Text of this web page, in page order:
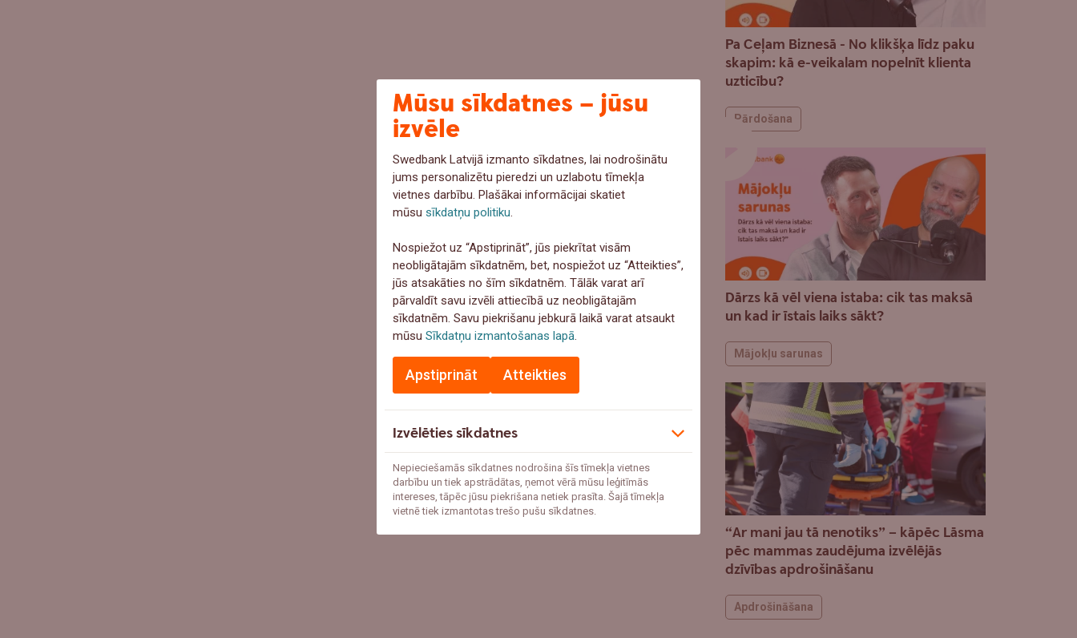
Pa Ceļam Biznesā - No klikšķa līdz paku
skapim: kā e-veikalam nopelnīt klienta
uzticību?
Pārdošana
Dārzs kā vēl viena istaba: cik tas maksā
un kad ir īstais laiks sākt?
Mājokļu sarunas
“Ar mani jau tā nenotiks” – kāpēc Lāsma
pēc mammas zaudējuma izvēlējās
dzīvības apdrošināšanu
Apdrošināšana
Mūsu sīkdatnes – jūsu
izvēle
Swedbank Latvijā izmanto sīkdatnes, lai nodrošinātu
jums personalizētu pieredzi un uzlabotu tīmekļa
vietnes darbību. Plašākai informācijai skatiet
mūsusīkdatņu politiku.
Nospiežot uz “Apstiprināt”, jūs piekrītat visām
neobligātajām sīkdatnēm, bet, nospiežot uz “Atteikties”,
jūs atsakāties no šīm sīkdatnēm. Tālāk varat arī
pārvaldīt savu izvēli attiecībā uz neobligātajām
sīkdatnēm. Savu piekrišanu jebkurā laikā varat atsaukt
mūsuSīkdatņu izmantošanas lapā.
Apstiprināt Atteikties
Izvēlēties sīkdatnes
Nepieciešamās sīkdatnes nodrošina šīs tīmekļa vietnes
darbību un tiek apstrādātas, ņemot vērā mūsu leģitīmās
intereses, tāpēc jūsu piekrišana netiek prasīta. Šajā tīmekļa
vietnē tiek izmantotas trešo pušu sīkdatnes.